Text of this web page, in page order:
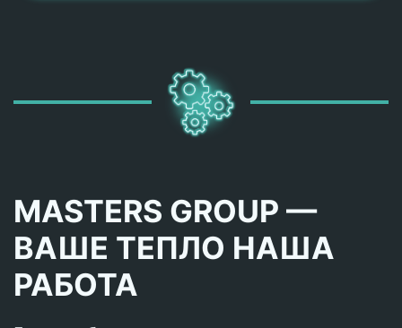
MASTERS GROUP —
ВАШЕ ТЕПЛО НАША
РАБОТА